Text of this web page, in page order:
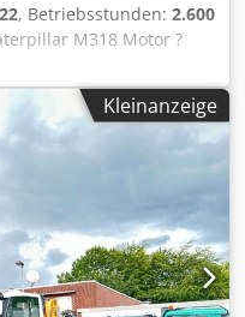
, Betriebsstunden: 2.600
M318 Motor ?
129 kW / ca. 176 PS
EU Stage V
Höchstgeschwindigkeit:
Fahrantrieb *
& Hydraulik
Load-Sensing
für Anbaugeräte
und eine sehr gute
Kleinanzeige